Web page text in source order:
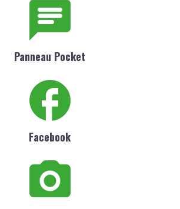
Panneau Pocket
Facebook